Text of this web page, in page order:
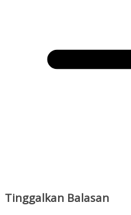
Tinggalkan Balasan